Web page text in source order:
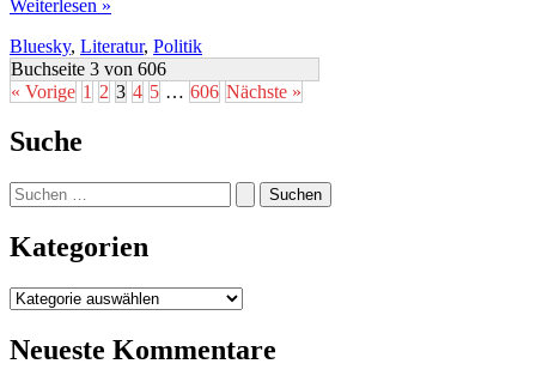
es
oft
an
Weiterlesen »
Bluesky, Literatur, Politik
Buchseite 3 von 606
« Vorige 1 2 3 4 5 … 606 Nächste »
Suche
Suchen
nach:
Kategorien
Kategorien
Neueste Kommentare